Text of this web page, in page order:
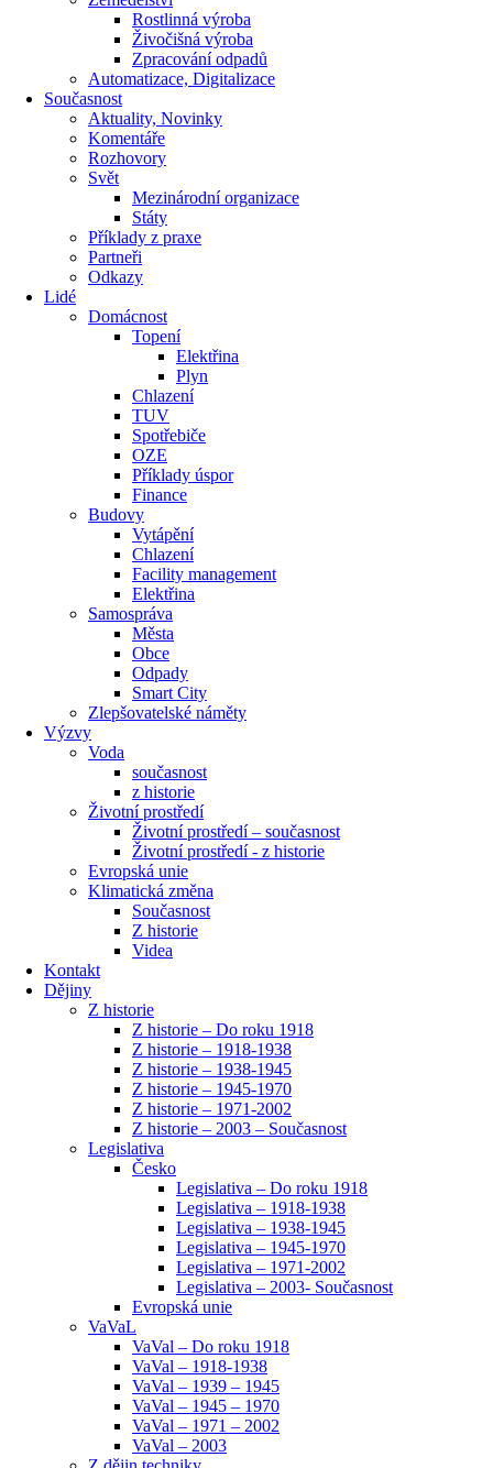
Rostlinná výroba
Živočišná výroba
Zpracování odpadů
Automatizace, Digitalizace
Současnost
Aktuality, Novinky
Komentáře
Rozhovory
Svět
Mezinárodní organizace
Státy
Příklady z praxe
Partneři
Odkazy
Lidé
Domácnost
Topení
Elektřina
Plyn
Chlazení
TUV
Spotřebiče
OZE
Příklady úspor
Finance
Budovy
Vytápění
Chlazení
Facility management
Elektřina
Samospráva
Města
Obce
Odpady
Smart City
Zlepšovatelské náměty
Výzvy
Voda
současnost
z historie
Životní prostředí
Životní prostředí – současnost
Životní prostředí ​- z historie
Evropská unie
Klimatická změna
Současnost
Z historie
Videa
Kontakt
Dějiny
Z historie
Z historie – Do roku 1918
Z historie – 1918-1938
Z historie – 1938-1945
Z historie – 1945-1970
Z historie – 1971-2002
Z historie – 2003 – Současnost
Legislativa
Česko
Legislativa – Do roku 1918
Legislativa – 1918-1938
Legislativa – 1938-1945
Legislativa – 1945-1970
Legislativa – 1971-2002
Legislativa – 2003- Současnost
Evropská unie
VaVaL
VaVal – Do roku 1918
VaVal – 1918-1938
VaVal – 1939 – 1945
VaVal – 1945 – 1970
VaVal – 1971 – 2002
VaVal – 2003